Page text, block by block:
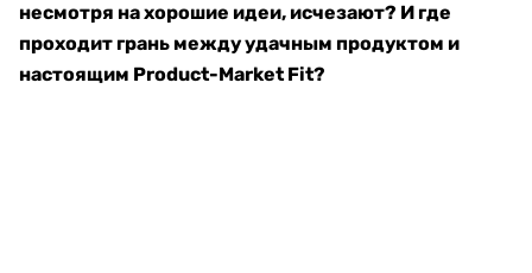
несмотря на хорошие идеи, исчезают? И где
проходит грань между удачным продуктом и
настоящим Product-Market Fit?